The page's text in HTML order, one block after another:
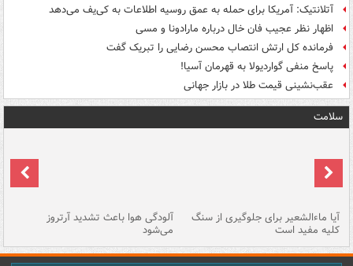
آتلانتیک: آمریکا برای حمله به عمق روسیه اطلاعات به کی‌یف می‌دهد
اظهار نظر عجیب فان خال درباره مارادونا و مسی
فرمانده کل ارتش انتصاب محسن رضایی را تبریک گفت
پاسخ منفی گواردیولا به قهرمان آسیا!
عقب‌نشینی قیمت طلا در بازار جهانی
سلامت
آیا ماءالشعیر برای جلوگیری از سنگ
کلیه مفید است
آلودگی هوا باعث تشدید آرتروز
می‌شود